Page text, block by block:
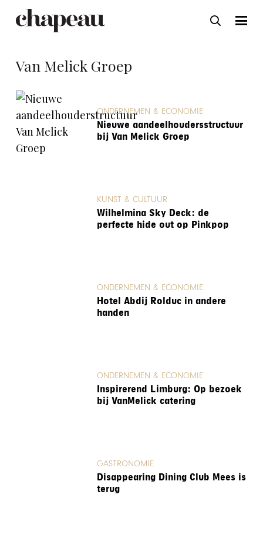
Van Melick Groep
ONDERNEMEN & ECONOMIE
Nieuwe aandeelhoudersstructuur
bij Van Melick Groep
KUNST & CULTUUR
Wilhelmina Sky Deck: de
perfecte hide out op Pinkpop
ONDERNEMEN & ECONOMIE
Hotel Abdij Rolduc in andere
handen
ONDERNEMEN & ECONOMIE
Inspirerend Limburg: Op bezoek
bij VanMelick catering
GASTRONOMIE
Disappearing Dining Club Mees is
terug